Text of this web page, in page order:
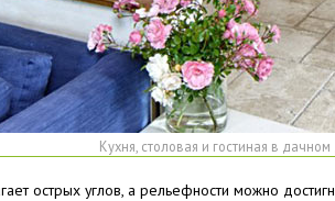
Кухня, столовая и гостиная в
острых углов, а рельефности можно